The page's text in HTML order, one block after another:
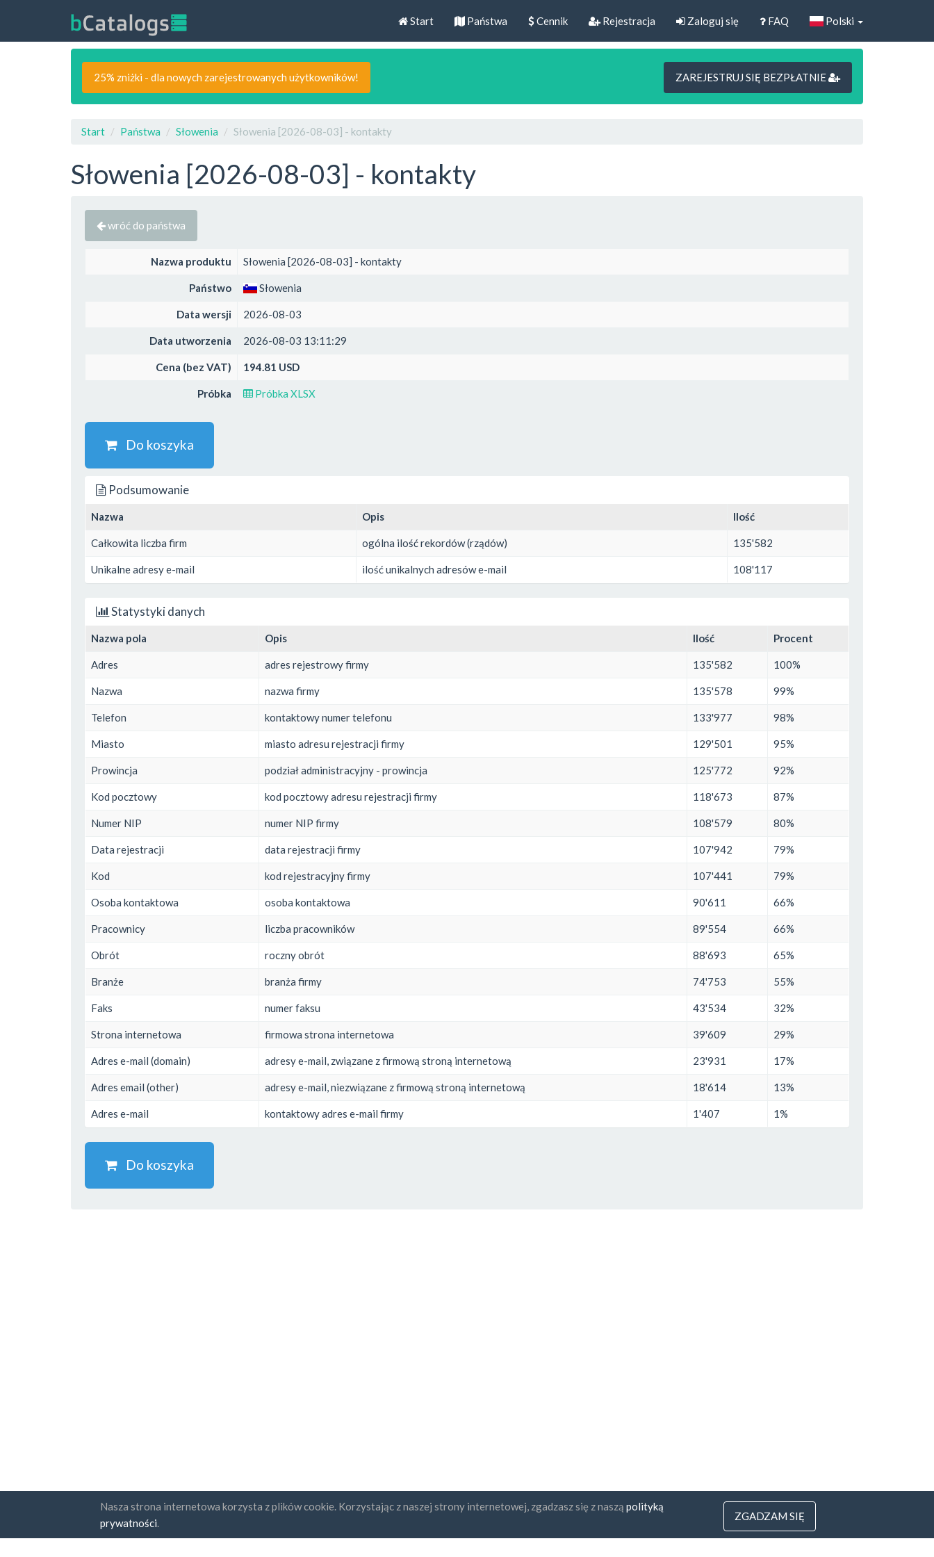
Start Państwa Cennik Rejestracja Zaloguj się FAQ Polski
25% zniżki - dla nowych zarejestrowanych użytkowników! ZAREJESTRUJ SIĘ BEZPŁATNIE
Start Państwa Słowenia Słowenia [2026-08-03] - kontakty
Słowenia [2026-08-03] - kontakty
wróć do państwa
Nazwa produktu Słowenia [2026-08-03] - kontakty
Państwo Słowenia
Data wersji 2026-08-03
Data utworzenia 2026-08-03 13:11:29
Cena (bez VAT) 194.81 USD
Próbka Próbka XLSX
Do koszyka
Podsumowanie
Nazwa Opis Ilość
Całkowita liczba firm ogólna ilość rekordów (rządów) 135'582
Unikalne adresy e-mail ilość unikalnych adresów e-mail 108'117
Statystyki danych
Nazwa pola Opis Ilość Procent
Adres adres rejestrowy firmy 135'582 100%
Nazwa nazwa firmy 135'578 99%
Telefon kontaktowy numer telefonu 133'977 98%
Miasto miasto adresu rejestracji firmy 129'501 95%
Prowincja podział administracyjny - prowincja 125'772 92%
Kod pocztowy kod pocztowy adresu rejestracji firmy 118'673 87%
Numer NIP numer NIP firmy 108'579 80%
Data rejestracji data rejestracji firmy 107'942 79%
Kod kod rejestracyjny firmy 107'441 79%
Osoba kontaktowa osoba kontaktowa 90'611 66%
Pracownicy liczba pracowników 89'554 66%
Obrót roczny obrót 88'693 65%
Branże branża firmy 74'753 55%
Faks numer faksu 43'534 32%
Strona internetowa firmowa strona internetowa 39'609 29%
Adres e-mail (domain) adresy e-mail, związane z firmową stroną internetową 23'931 17%
Adres email (other) adresy e-mail, niezwiązane z firmową stroną internetową 18'614 13%
Adres e-mail kontaktowy adres e-mail firmy 1'407 1%
Do koszyka
Nasza strona internetowa korzysta z plików cookie. Korzystając z naszej strony internetowej, zgadzasz się z nasząpolityką
prywatności
ZGADZAM SIĘ